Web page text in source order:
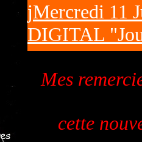
jMercredi 11
DIGITAL
Mes
cette